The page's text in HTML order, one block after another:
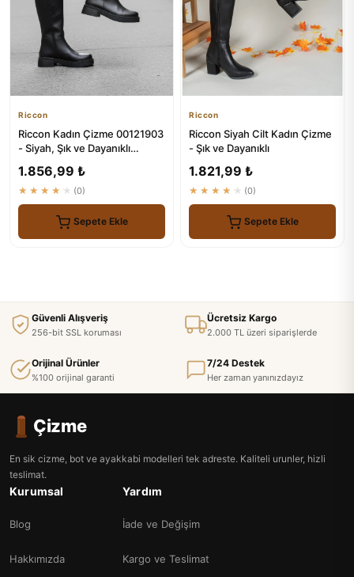
Riccon
Riccon Kadın Çizme 00121903
- Siyah, Şık ve Dayanıklı
1.856,99 ₺
★★★★★ (0)
Sepete Ekle
Riccon
Riccon Siyah Cilt Kadın Çizme
- Şık ve Dayanıklı
1.821,99 ₺
★★★★★ (0)
Sepete Ekle
Güvenli Alışveriş
256-bit SSL koruması
Ücretsiz Kargo
2.000 TL üzeri siparişlerde
Orijinal Ürünler
%100 orijinal garanti
7/24 Destek
Her zaman yanınızdayız
Çizme
En sik cizme, bot ve ayakkabi modelleri tek adreste. Kaliteli urunler, hizli
teslimat.
Kurumsal
Blog
Hakkımızda
Yardım
İade ve Değişim
Kargo ve Teslimat